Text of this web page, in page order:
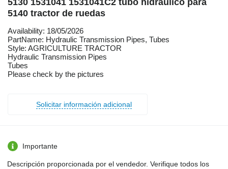
5140 tractor de ruedas
Availability: 18/05/2026
PartName: Hydraulic Transmission Pipes, Tubes
Style: AGRICULTURE TRACTOR
Hydraulic Transmission Pipes
Tubes
Please check by the pictures
Solicitar información adicional
Importante
Descripción proporcionada por el vendedor. Verifique todos los